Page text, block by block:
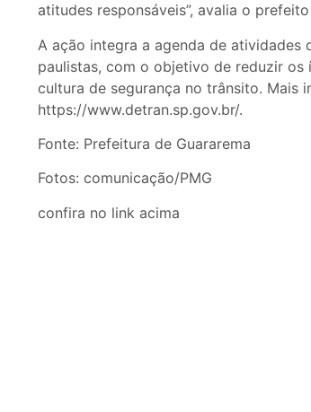
atitudes responsáveis”, avalia o
A ação integra a agenda de atividades
paulistas, com o objetivo de reduzir
cultura de segurança no trânsito. Mais
https://www.detran.sp.gov.br/.
Fonte: Prefeitura de Guararema
Fotos: comunicação/PMG
confira no link acima